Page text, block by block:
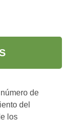
de
del
los